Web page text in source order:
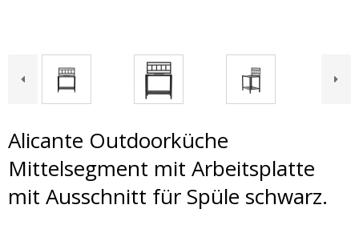
Alicante Outdoorküche
Mittelsegment mit Arbeitsplatte
mit Ausschnitt für Spüle schwarz.